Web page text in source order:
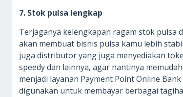
7. Stok pulsa lengkap
Terjaganya kelengkapan ragam stok pulsa
akan membuat bisnis pulsa kamu lebih
juga distributor yang juga menyediakan
speedy dan lainnya, agar nantinya
menjadi layanan Payment Point Online
digunakan untuk membayar berbagai